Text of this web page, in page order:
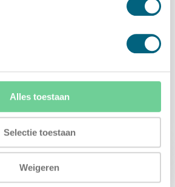
Alles toestaan
Selectie toestaan
Weigeren
6.509,-